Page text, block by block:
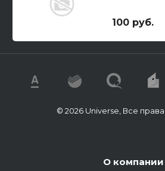
100 руб.
© 2026 Universe, Все
О компании